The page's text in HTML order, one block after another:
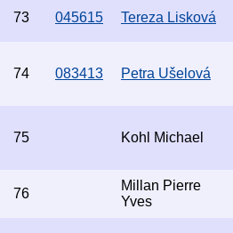
73 045615 Tereza Lisková
74 083413 Petra Ušelová
75 Kohl Michael
76
Millan Pierre
Yves